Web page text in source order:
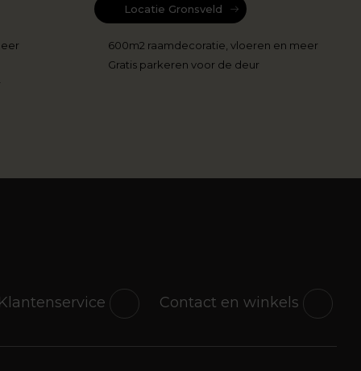
Locatie Gronsveld
600m2 raamdecoratie, vloeren en meer
Gratis parkeren voor de deur
Contact en winkels